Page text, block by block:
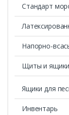
Стандарт
Напорно-
Щиты и
Ящики для
Инвентарь